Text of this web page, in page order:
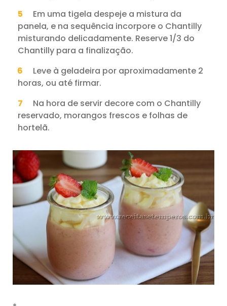
Em uma tigela despeje a mistura da
panela, e na sequência incorpore o Chantilly
misturando delicadamente. Reserve 1/3 do
Chantilly para a finalização.
Leve à geladeira por aproximadamente 2
horas, ou até firmar.
Na hora de servir decore com o Chantilly
reservado, morangos frescos e folhas de
hortelã.